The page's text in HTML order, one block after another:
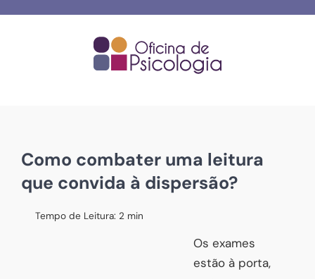
Como combater uma leitura
que convida à dispersão?
Tempo de Leitura: 2 min
Os exames
estão à porta,